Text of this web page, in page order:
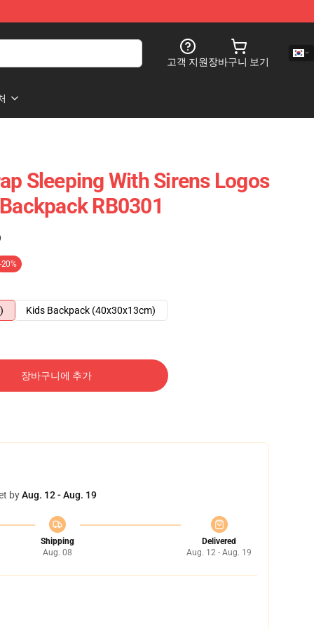
고객 지원장바구니 보기
Sleeping With Sirens Logos
RB0301
-20%
Kids Backpack (40x30x13cm)
장바구니에 추가
byAug. 12 - Aug. 19
Shipping
Aug. 08
Delivered
Aug. 12 - Aug. 19